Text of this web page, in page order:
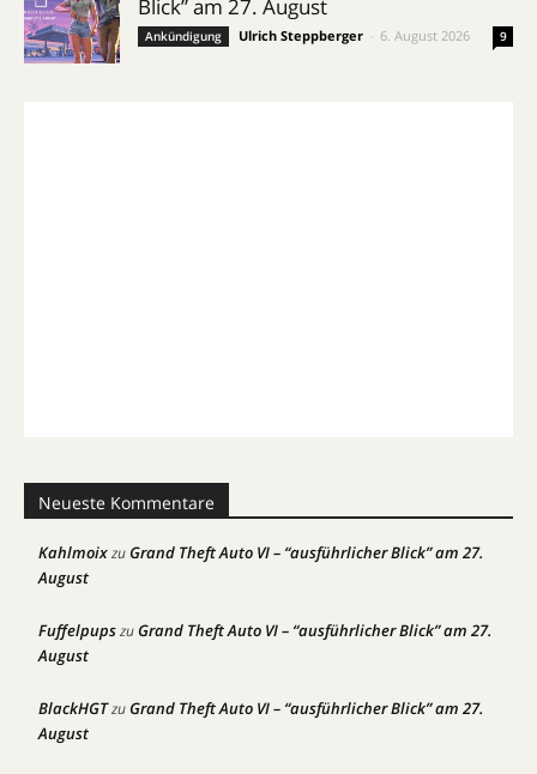
Blick” am 27. August
Ankündigung Ulrich Steppberger 6. August 2026 9
Neueste Kommentare
KahlmoixzuGrand Theft Auto VI – “ausführlicher Blick” am 27.
August
FuffelpupszuGrand Theft Auto VI – “ausführlicher Blick” am 27.
August
BlackHGTzuGrand Theft Auto VI – “ausführlicher Blick” am 27.
August